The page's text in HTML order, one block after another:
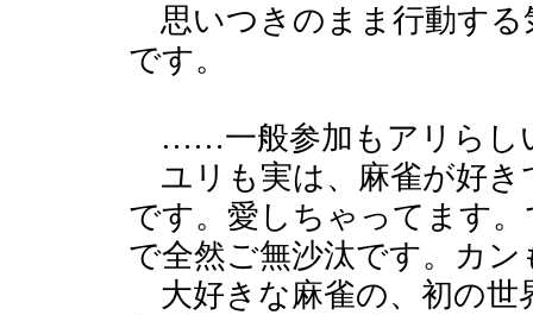
思いつきのまま行動する
です。
……一般参加もアリらし
ユリも実は、麻雀が好き
です。愛しちゃってます
で全然ご無沙汰です。カ
大好きな麻雀の、初の世